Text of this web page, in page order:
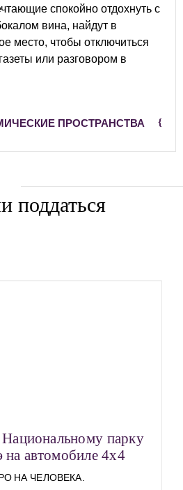
спокойно отдохнуть с
вина, найдут в
место, чтобы отключиться
или разговором в
ПРОСТРАНСТВА
поддаться
парку
автомобиле 4х4
НА ЧЕЛОВЕКА.